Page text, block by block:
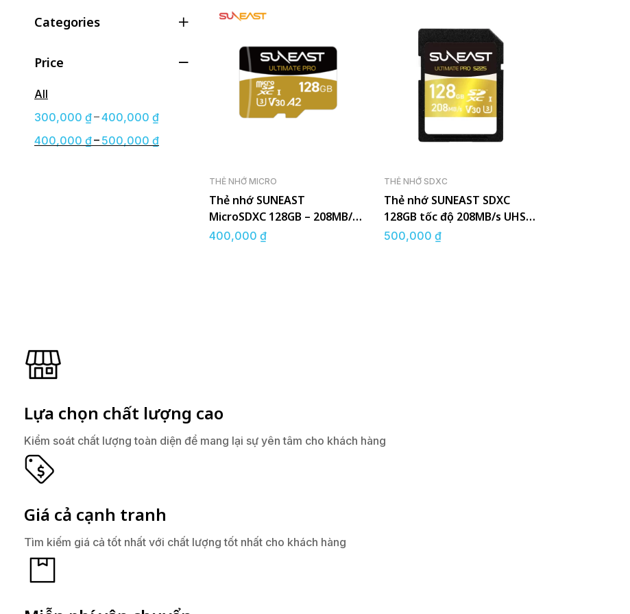
Categories
Price
All
300,000 ₫–400,000 ₫
400,000 ₫– 500,000 ₫
THẺ NHỚ MICRO
Thẻ nhớ SUNEAST
MicroSDXC 128GB – 208MB/s
UHS-I V30 GOLD Series
400,000 ₫
THẺ NHỚ SDXC
Thẻ nhớ SUNEAST SDXC
128GB tốc độ 208MB/s UHS-I
V30
500,000 ₫
Lựa chọn chất lượng cao
Kiểm soát chất lượng toàn diện để mang lại sự yên tâm cho khách hàng
Giá cả cạnh tranh
Tìm kiếm giá cả tốt nhất với chất lượng tốt nhất cho khách hàng